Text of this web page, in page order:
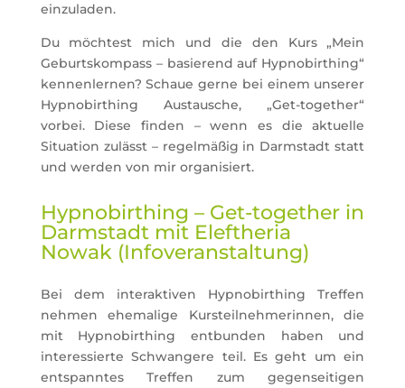
einzuladen.
Du möchtest mich und die den Kurs „Mein
Geburtskompass – basierend auf Hypnobirthing“
kennenlernen? Schaue gerne bei einem unserer
Hypnobirthing Austausche, „Get-together“
vorbei. Diese finden – wenn es die aktuelle
Situation zulässt – regelmäßig in Darmstadt statt
und werden von mir organisiert.
Hypnobirthing – Get-together in
Darmstadt mit Eleftheria
Nowak (Infoveranstaltung)
Bei dem interaktiven Hypnobirthing Treffen
nehmen ehemalige Kursteilnehmerinnen, die
mit Hypnobirthing entbunden haben und
interessierte Schwangere teil. Es geht um ein
entspanntes Treffen zum gegenseitigen